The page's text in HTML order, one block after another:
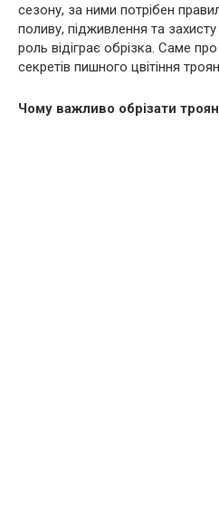
сезону, за ними потрібен
поливу, підживлення та
роль відіграє обрізка. Саме
секретів пишного цвітіння
Чому важливо обрізати